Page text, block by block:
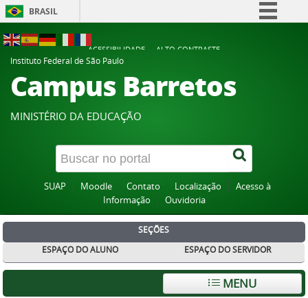
BRASIL
Participe
Acesso à informação
Canais
ACESSIBILIDADE
ALTO CONTRASTE
Instituto Federal de São Paulo
Campus Barretos
MINISTÉRIO DA EDUCAÇÃO
SUAP Moodle Contato Localização
Acesso à
Informação
Ouvidoria
SEÇÕES
ESPAÇO DO ALUNO
ESPAÇO DO SERVIDOR
MENU